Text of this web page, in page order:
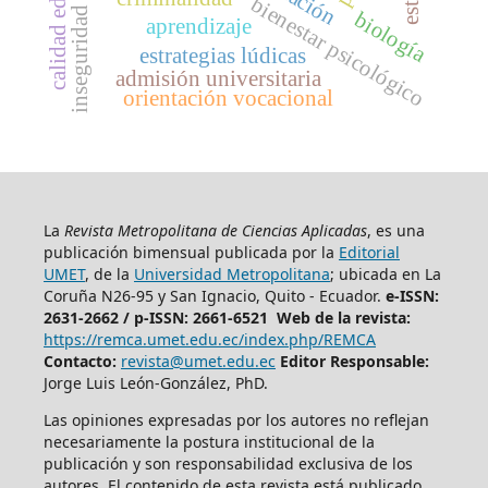
bienestar psicológico
estrategias lúdicas
admisión universitaria
biología
orientación vocacional
aprendizaje
La Revista Metropolitana de Ciencias Aplicadas, es una
publicación bimensual publicada por la Editorial
UMET, de la Universidad Metropolitana; ubicada en La
Coruña N26-95 y San Ignacio, Quito - Ecuador. e-ISSN:
2631-2662 / p-ISSN: 2661-6521 Web de la revista:
https://remca.umet.edu.ec/index.php/REMCA
Contacto: revista@umet.edu.ec Editor Responsable:
Jorge Luis León-González, PhD.
Las opiniones expresadas por los autores no reflejan
necesariamente la postura institucional de la
publicación y son responsabilidad exclusiva de los